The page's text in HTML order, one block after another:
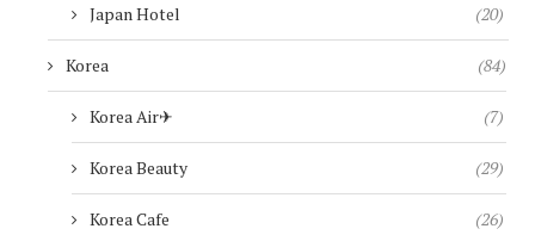
Japan Hotel (20)
Korea (84)
Korea Air✈︎ (7)
Korea Beauty (29)
Korea Cafe (26)